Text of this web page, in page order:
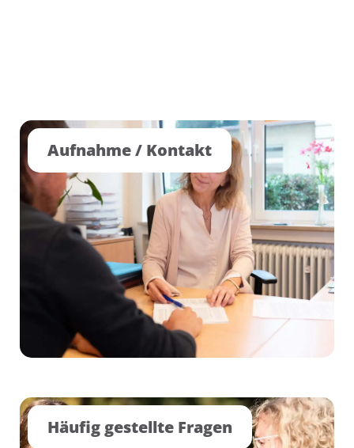
Aufnahme / Kontakt
Häufig gestellte Fragen